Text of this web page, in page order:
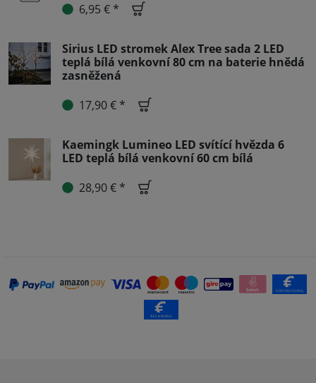
6,95 € *
Sirius LED stromek Alex Tree sada 2 LED
teplá bílá venkovní 80 cm na baterie hnědá
zasněžená
17,90 € *
Kaemingk Lumineo LED svítící hvězda 6
LED teplá bílá venkovní 60 cm bílá
28,90 € *